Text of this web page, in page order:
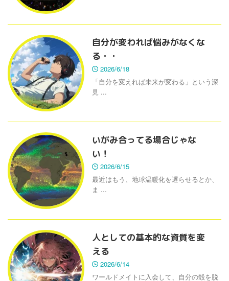
自分が変われば悩みがなくな
る・・
2026/6/18
「自分を変えれば未来が変わる」という深
見 ...
いがみ合ってる場合じゃな
い！
2026/6/15
最近はもう、地球温暖化を遅らせるとか、
ま ...
人としての基本的な資質を変
える
2026/6/14
ワールドメイトに入会して、自分の殻を脱